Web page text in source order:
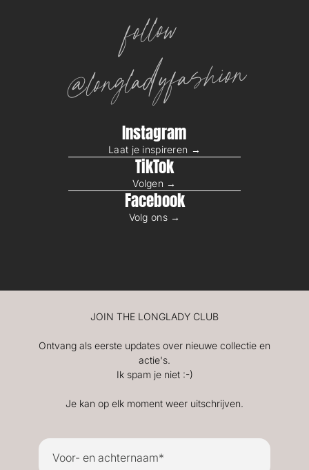
follow
@longladyfashion
Instagram
Laat je inspireren →
TikTok
Volgen →
Facebook
Volg ons →
JOIN THE LONGLADY CLUB
Ontvang als eerste updates over nieuwe collectie en
actie's.
Ik spam je niet :-)
Je kan op elk moment weer uitschrijven.